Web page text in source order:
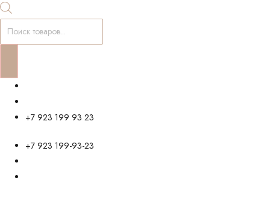
Поиск
товаров
+7 923 199 93 23
+7 923 199-93-23